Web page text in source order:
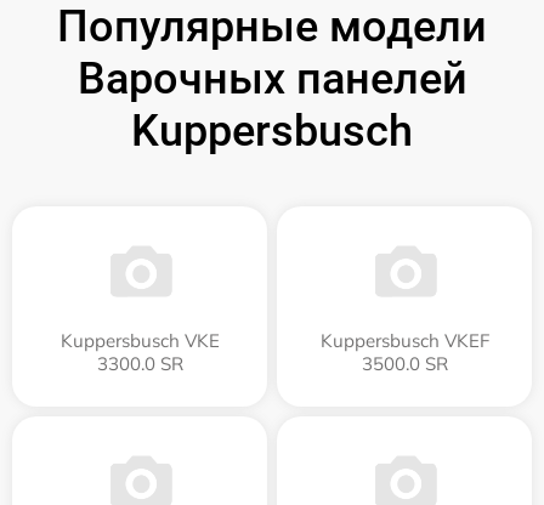
Популярные модели
Варочных панелей
Kuppersbusch
Kuppersbusch VKE
3300.0 SR
Kuppersbusch VKEF
3500.0 SR